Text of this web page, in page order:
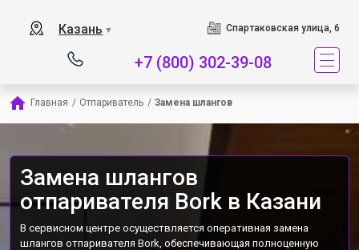
Казань ▼ Спартаковская улица, 6
+7 (800) 302-39-08
Главная / Отпариватель / Замена шлангов
Замена шлангов
отпаривателя Bork в Казани
В сервисном центре осуществляется оперативная замена
шлангов отпаривателя Bork, обеспечивающая полноценную